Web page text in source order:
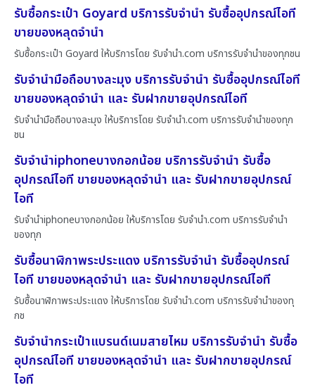
รับซื้อกระเป๋า Goyard บริการรับจำนำ รับซื้ออุปกรณ์ไอที
ขายของหลุดจำนำ
รับซื้อกระเป๋า Goyard ให้บริการโดย รับจํานํา.com บริการรับจำนำของทุกชน
รับจำนำมือถือบางละมุง บริการรับจำนำ รับซื้ออุปกรณ์ไอที
ขายของหลุดจำนำ และ รับฝากขายอุปกรณ์ไอที
รับจำนำมือถือบางละมุง ให้บริการโดย รับจํานํา.com บริการรับจำนำของทุก
ชน
รับจำนำiphoneบางกอกน้อย บริการรับจำนำ รับซื้อ
อุปกรณ์ไอที ขายของหลุดจำนำ และ รับฝากขายอุปกรณ์
ไอที
รับจำนำiphoneบางกอกน้อย ให้บริการโดย รับจํานํา.com บริการรับจำนำ
ของทุก
รับซื้อนาฬิกาพระประแดง บริการรับจำนำ รับซื้ออุปกรณ์
ไอที ขายของหลุดจำนำ และ รับฝากขายอุปกรณ์ไอที
รับซื้อนาฬิกาพระประแดง ให้บริการโดย รับจํานํา.com บริการรับจำนำของทุ
กช
รับจำนำกระเป๋าแบรนด์เนมสายไหม บริการรับจำนำ รับซื้อ
อุปกรณ์ไอที ขายของหลุดจำนำ และ รับฝากขายอุปกรณ์
ไอที